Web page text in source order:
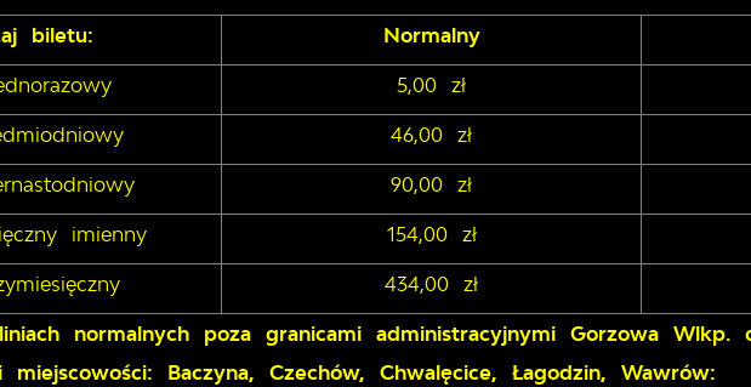
biletu: Normalny
5,00 zł
46,00 zł
90,00 zł
imienny 154,00 zł
434,00 zł
normalnych poza granicami administracyjnymi Gorzowa Wlkp.
miejscowości: Baczyna, Czechów, Chwalęcice, Łagodzin, Wawrów: